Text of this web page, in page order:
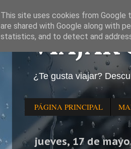
VIAJAR
¿Te gusta viajar?
PÁGINA PRINCIPAL
jueves, 17 de
This site uses cookies from Google
are shared with Google along with
statistics, and to detect and